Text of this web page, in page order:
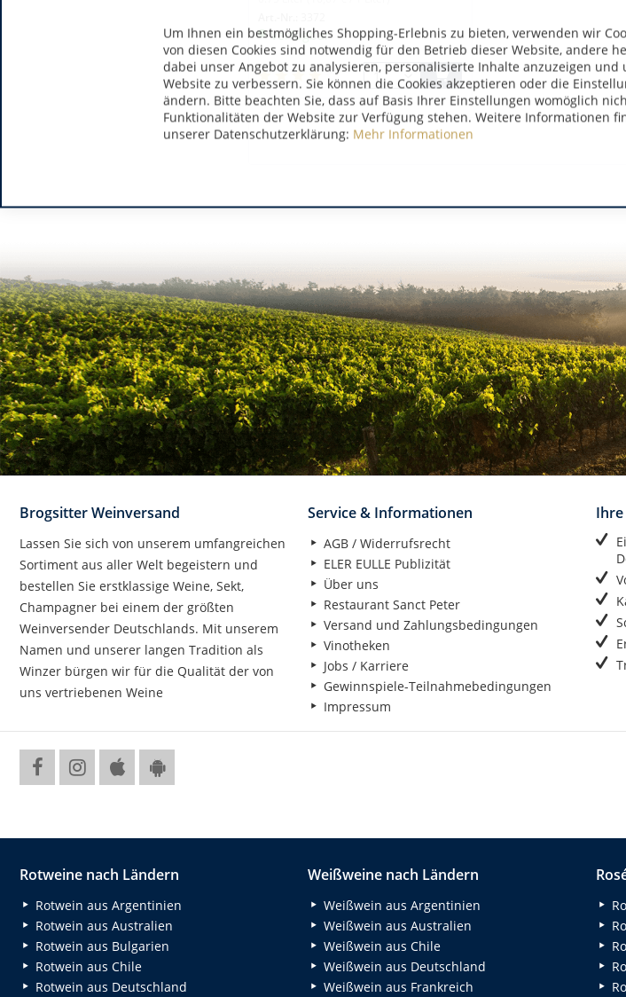
Verfügbar
Brogsitter Weinversand
Lassen Sie sich von unserem umfangreichen
Sortiment aus aller Welt begeistern und
bestellen Sie erstklassige Weine, Sekt,
Champagner bei einem der größten
Weinversender Deutschlands. Mit unserem
Namen und unserer langen Tradition als
Winzer bürgen wir für die Qualität der von
uns vertriebenen Weine
Service & Informationen
AGB / Widerrufsrecht
ELER EULLE Publizität
Über uns
Restaurant Sanct Peter
Versand und Zahlungsbedingungen
Vinotheken
Jobs / Karriere
Gewinnspiele-Teilnahmebedingungen
Impressum
Rotweine nach Ländern
Rotwein aus Argentinien
Rotwein aus Australien
Rotwein aus Bulgarien
Rotwein aus Chile
Rotwein aus Deutschland
Weißweine nach Ländern
Weißwein aus Argentinien
Weißwein aus Australien
Weißwein aus Chile
Weißwein aus Deutschland
Weißwein aus Frankreich
Um Ihnen ein bestmögliches Shopping-Erlebnis zu bieten, verwenden wir
von diesen Cookies sind notwendig für den Betrieb dieser Website, andere
dabei unser Angebot zu analysieren, personalisierte Inhalte anzuzeigen und
Website zu verbessern. Sie können die Cookies akzeptieren oder die
ändern. Bitte beachten Sie, dass auf Basis Ihrer Einstellungen womöglich
Funktionalitäten der Website zur Verfügung stehen. Weitere Informationen
unserer Datenschutzerklärung: Mehr Informationen